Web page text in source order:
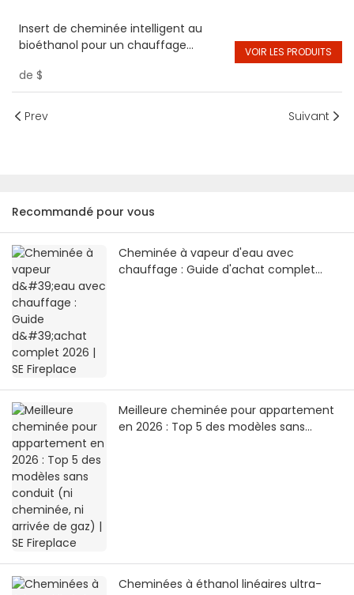
Insert de cheminée intelligent au
bioéthanol pour un chauffage
de $
VOIR LES PRODUITS
Prev Suivant
Recommandé pour vous
Cheminée à vapeur d'eau avec
chauffage : Guide d'achat complet
Meilleure cheminée pour appartement
en 2026 : Top 5 des modèles sans
Cheminées à éthanol linéaires ultra-